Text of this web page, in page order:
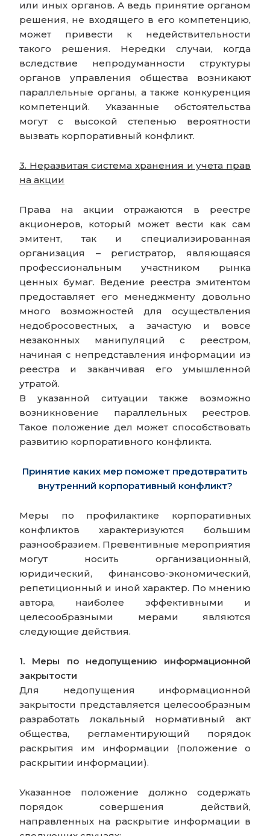
или иных органов. А ведь принятие органом
решения, не входящего в его компетенцию,
может привести к недействительности
такого решения. Нередки случаи, когда
вследствие непродуманности структуры
органов управления общества возникают
параллельные органы, а также конкуренция
компетенций. Указанные обстоятельства
могут с высокой степенью вероятности
вызвать корпоративный конфликт.
3. Неразвитая система хранения и учета прав
на акции
Права на акции отражаются в реестре
акционеров, который может вести как сам
эмитент, так и специализированная
организация – регистратор, являющаяся
профессиональным участником рынка
ценных бумаг. Ведение реестра эмитентом
предоставляет его менеджменту довольно
много возможностей для осуществления
недобросовестных, а зачастую и вовсе
незаконных манипуляций с реестром,
начиная с непредставления информации из
реестра и заканчивая его умышленной
утратой.
В указанной ситуации также возможно
возникновение параллельных реестров.
Такое положение дел может способствовать
развитию корпоративного конфликта.
Принятие каких мер поможет предотвратить
внутренний корпоративный конфликт?
Меры по профилактике корпоративных
конфликтов характеризуются большим
разнообразием. Превентивные мероприятия
могут носить организационный,
юридический, финансово-экономический,
репетиционный и иной характер. По мнению
автора, наиболее эффективными и
целесообразными мерами являются
следующие действия.
1. Меры по недопущению информационной
закрытости
Для недопущения информационной
закрытости представляется целесообразным
разработать локальный нормативный акт
общества, регламентирующий порядок
раскрытия им информации (положение о
раскрытии информации).
Указанное положение должно содержать
порядок совершения действий,
направленных на раскрытие информации в